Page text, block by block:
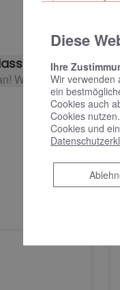
es eventuell
Wir informieren Sie.
Diese
Ihre
Wir verwenden
ein
Cookies auch
Cookies
Cookies und